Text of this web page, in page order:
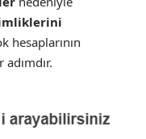
hesaplarının
adımdır.